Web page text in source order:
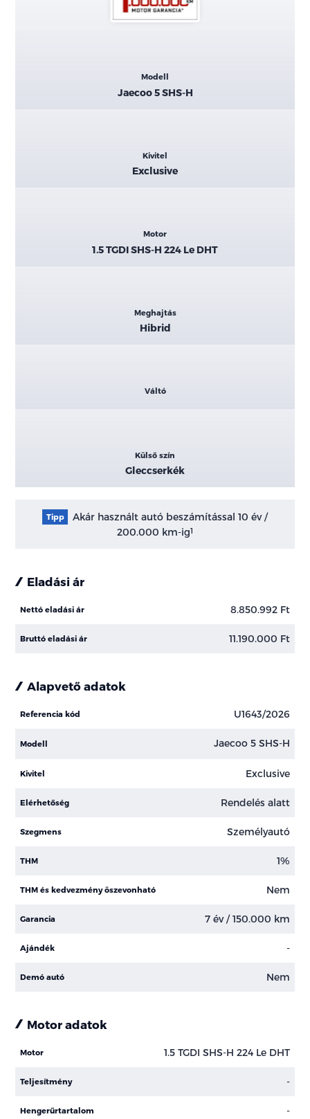
Modell
Jaecoo 5 SHS-H
Kivitel
Exclusive
Motor
1.5 TGDI SHS-H 224 Le DHT
Meghajtás
Hibrid
Váltó
Külső szín
Gleccserkék
Tipp
Akár használt autó beszámítással 10 év /
200.000 km-ig1
Eladási ár
Nettó eladási ár 8.850.992 Ft
Bruttó eladási ár 11.190.000 Ft
Alapvető adatok
Referencia kód U1643/2026
Modell Jaecoo 5 SHS-H
Kivitel Exclusive
Elérhetőség Rendelés alatt
Szegmens Személyautó
THM 1%
THM és kedvezmény öszevonható Nem
Garancia 7 év / 150.000 km
Ajándék -
Demó autó Nem
Motor adatok
Motor 1.5 TGDI SHS-H 224 Le DHT
Teljesítmény -
Hengerűrtartalom -